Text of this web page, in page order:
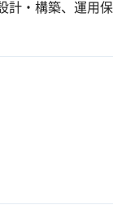
計・構築、運用